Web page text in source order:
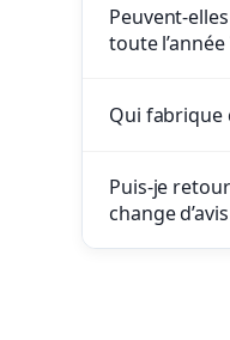
Peuvent-
toute l’année
Qui fabrique
Puis-je
change